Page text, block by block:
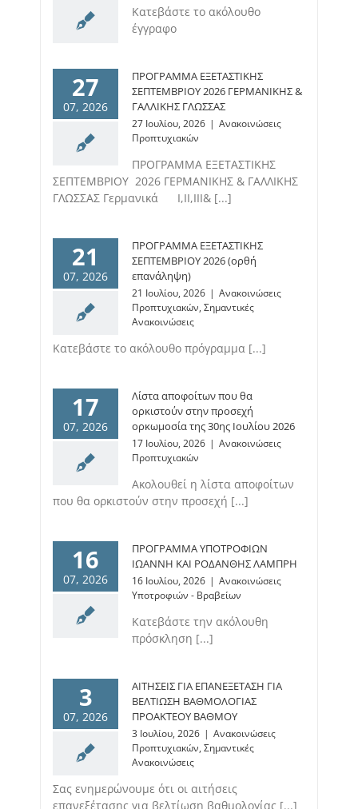
Κατεβάστε το ακόλουθο
έγγραφο
27
07, 2026
ΠΡΟΓΡΑΜΜΑ ΕΞΕΤΑΣΤΙΚΗΣ
ΣΕΠΤΕΜΒΡΙΟΥ 2026 ΓΕΡΜΑΝΙΚΗΣ &
ΓΑΛΛΙΚΗΣ ΓΛΩΣΣΑΣ
27 Ιουλίου, 2026 | Ανακοινώσεις
Προπτυχιακών
ΠΡΟΓΡΑΜΜΑ ΕΞΕΤΑΣΤΙΚΗΣ
ΣΕΠΤΕΜΒΡΙΟΥ 2026 ΓΕΡΜΑΝΙΚΗΣ & ΓΑΛΛΙΚΗΣ
ΓΛΩΣΣΑΣ Γερμανικά Ι,ΙΙ,ΙΙΙ& [...]
21
07, 2026
ΠΡΟΓΡΑΜΜΑ ΕΞΕΤΑΣΤΙΚΗΣ
ΣΕΠΤΕΜΒΡΙΟΥ 2026 (ορθή
επανάληψη)
21 Ιουλίου, 2026 | Ανακοινώσεις
Προπτυχιακών, Σημαντικές
Ανακοινώσεις
Κατεβάστε το ακόλουθο πρόγραμμα [...]
17
07, 2026
Λίστα αποφοίτων που θα
ορκιστούν στην προσεχή
ορκωμοσία της 30ης Ιουλίου 2026
17 Ιουλίου, 2026 | Ανακοινώσεις
Προπτυχιακών
Ακολουθεί η λίστα αποφοίτων
που θα ορκιστούν στην προσεχή [...]
16
07, 2026
ΠΡΟΓΡΑΜΜΑ ΥΠΟΤΡΟΦΙΩΝ
ΙΩΑΝΝΗ ΚΑΙ ΡΟΔΑΝΘΗΣ ΛΑΜΠΡΗ
16 Ιουλίου, 2026 | Ανακοινώσεις
Υποτροφιών - Βραβείων
Κατεβάστε την ακόλουθη
πρόσκληση [...]
3
07, 2026
ΑΙΤΗΣΕΙΣ ΓΙΑ ΕΠΑΝΕΞΕΤΑΣΗ ΓΙΑ
ΒΕΛΤΙΩΣΗ ΒΑΘΜΟΛΟΓΙΑΣ
ΠΡΟΑΚΤΕΟΥ ΒΑΘΜΟΥ
3 Ιουλίου, 2026 | Ανακοινώσεις
Προπτυχιακών, Σημαντικές
Ανακοινώσεις
Σας ενημερώνουμε ότι οι αιτήσεις
επανεξέτασης για βελτίωση βαθμολογίας [...]